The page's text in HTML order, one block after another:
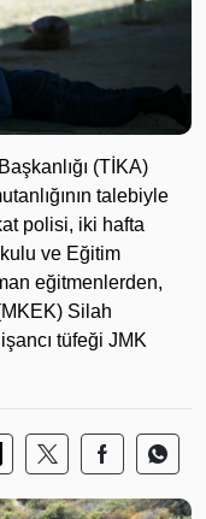
(TİKA)
talebiyle
polisi, iki hafta
ve Eğitim
eğitmenlerden,
Silah
tüfeği JMK